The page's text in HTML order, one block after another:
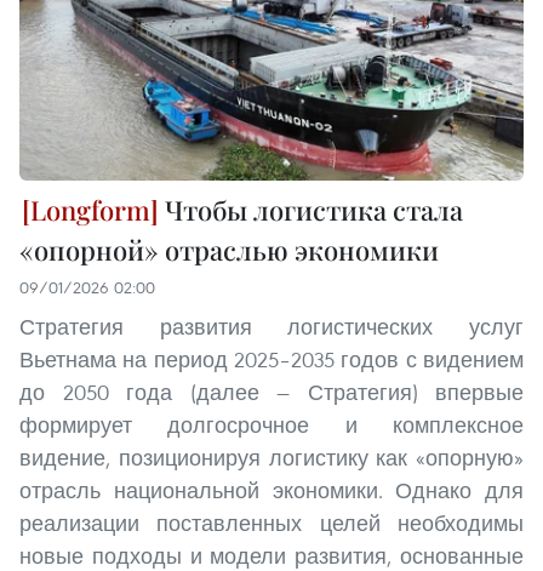
Чтобы логистика стала
«опорной» отраслью экономики
09/01/2026 02:00
Стратегия развития логистических услуг
Вьетнама на период 2025–2035 годов с видением
до 2050 года (далее — Стратегия) впервые
формирует долгосрочное и комплексное
видение, позиционируя логистику как «опорную»
отрасль национальной экономики. Однако для
реализации поставленных целей необходимы
новые подходы и модели развития, основанные